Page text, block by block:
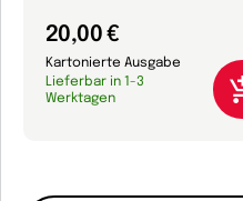
20,00 €
Kartonierte Ausgabe
Lieferbar in 1-3
Werktagen